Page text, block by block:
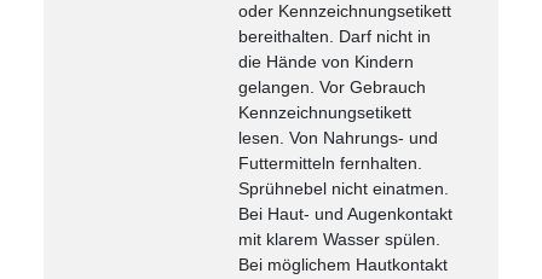
oder Kennzeichnungsetikett
bereithalten. Darf nicht in
die Hände von Kindern
gelangen. Vor Gebrauch
Kennzeichnungsetikett
lesen. Von Nahrungs- und
Futtermitteln fernhalten.
Sprühnebel nicht einatmen.
Bei Haut- und Augenkontakt
mit klarem Wasser spülen.
Bei möglichem Hautkontakt